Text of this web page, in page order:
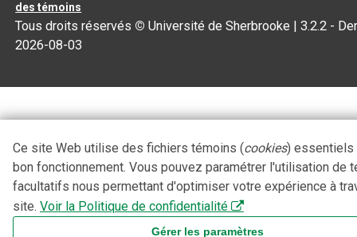
des témoins
Tous droits réservés © Université de Sherbrooke |3.2.2 -
2026-08-03
Ce site Web utilise des fichiers témoins (cookies) essentiels
bon fonctionnement. Vous pouvez paramétrer l'utilisation de
facultatifs nous permettant d'optimiser votre expérience à
site. Voir la Politique de confidentialité
Gérer les paramètres